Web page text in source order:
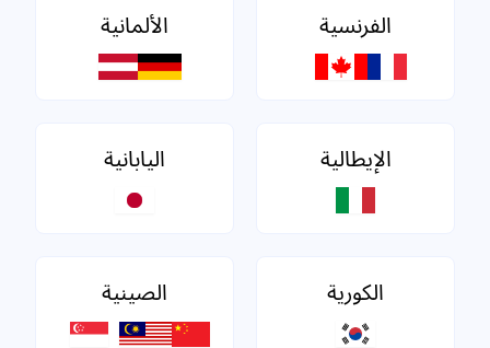
الفرنسية الألمانية
الإيطالية اليابانية
الكورية الصينية